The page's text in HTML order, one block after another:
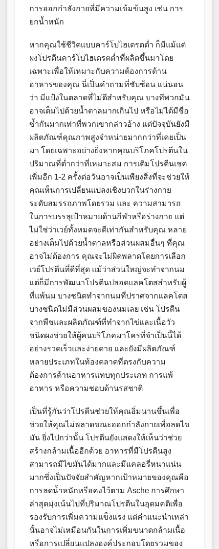
การออกกำลังกายที่มีความเข้มข้นสูง เช่น การ
ยกน้ำหนัก
หากคุณใช้ชีวิตแบบคาร์โบไฮเดรตต่ำ ก็มีแม้แต่
ผงโปรตีนคาร์โบไฮเดรตต่ำที่ผลิตขึ้นมาโดย
เฉพาะเพื่อให้เหมาะกับความต้องการด้าน
อาหารของคุณ นี่เป็นคำถามที่ซับซ้อน แน่นอน
ว่า มีแป้งในตลาดที่ไม่ดีสำหรับคุณ บางทีพวกมัน
อาจเต็มไปด้วยน้ำตาลมากเกินไป หรือไม่ได้มีชื่อ
ซ้ำกันมากเท่าที่พวกเขากล่าวอ้าง แต่ปัจจุบันยังมี
ผลิตภัณฑ์คุณภาพสูงจำหน่ายมากกว่าที่เคยเป็น
มา โดยเฉพาะอย่างยิ่งหากคุณบริโภคโปรตีนใน
ปริมาณที่ต่ำกว่าที่เหมาะสม การเติมโปรตีนเชค
เพิ่มอีก 1-2 ครั้งต่อวันอาจเป็นเพียงสิ่งที่จะช่วยให้
คุณเห็นการเปลี่ยนแปลงเชิงบวกในร่างกาย
ระดับสมรรถภาพโดยรวม และ ความสามารถ
ในการบรรลุเป้าหมายด้านกีฬาหรือร่างกาย แต่
ไม่ใช่ว่าเวย์ทั้งหมดจะดีเท่ากันสำหรับคุณ หลาย
อย่างเต็มไปด้วยน้ำตาลหรือส่วนผสมอื่นๆ ที่คุณ
อาจไม่ต้องการ คุณจะไม่ผิดพลาดโดยการเลือก
เวย์โปรตีนที่ดีที่สุด แม้ว่าส่วนใหญ่จะทำจากนม
แต่ก็มีการพัฒนาโปรตีนปลอดแลคโตสสำหรับผู้
ที่แพ้นม บางชนิดทำจากนมที่ปราศจากแลคโตส
บางชนิดไม่มีส่วนผสมของนมเลย เช่น โปรตีน
จากพืชและผลิตภัณฑ์ที่ทำจากไข่และเนื้อวัว
ชนิดผงช่วยให้ผู้คนบริโภคมาโครที่จำเป็นนี้ได้
อย่างรวดเร็วและง่ายดาย และยังมีผลิตภัณฑ์
หลายประเภทในท้องตลาดที่ตรงกับความ
ต้องการด้านอาหารแทบทุกประเภท การแพ้
อาหาร หรือความชอบด้านรสชาติ
เป็นที่รู้กันว่าโปรตีนช่วยให้คุณอิ่มนานขึ้นเพื่อ
ช่วยให้คุณไม่พลาดขณะออกกำลังกายเพื่อลดไข
มัน ยิ่งไปกว่านั้น โปรตีนยังแสดงให้เห็นว่าช่วย
สร้างกล้ามเนื้ออีกด้วย อาหารที่มีโปรตีนสูง
สามารถมีไขมันได้มากและมีแคลอรี่หนาแน่น
มากซึ่งเป็นปัจจัยสำคัญหากเป้าหมายของคุณคือ
การลดน้ำหนักหรือคงไว้ตาม Asche การศึกษา
ล่าสุดมุ่งเน้นไปที่ปริมาณโปรตีนในอุดมคติเพื่อ
รองรับการเพิ่มความแข็งแรง แต่คำแนะนำเหล่า
นั้นอาจไม่เหมือนกันในการเพิ่มขนาดกล้ามเนื้อ
หรือการเปลี่ยนแปลงองค์ประกอบโดยรวมของ